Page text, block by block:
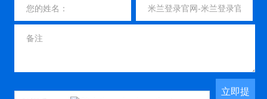
立即提